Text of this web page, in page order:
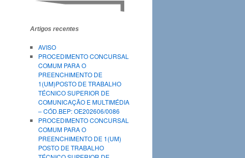
Artigos recentes
AVISO
PROCEDIMENTO CONCURSAL
COMUM PARA O
PREENCHIMENTO DE
1(UM)POSTO DE TRABALHO
TÉCNICO SUPERIOR DE
COMUNICAÇÃO E MULTIMÉDIA
– CÓD.BEP: OE202606/0086
PROCEDIMENTO CONCURSAL
COMUM PARA O
PREENCHIMENTO DE 1(UM)
POSTO DE TRABALHO